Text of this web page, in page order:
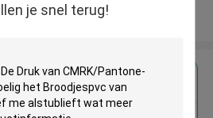
je snel terug!
Bekijk meer
beste prijs voor